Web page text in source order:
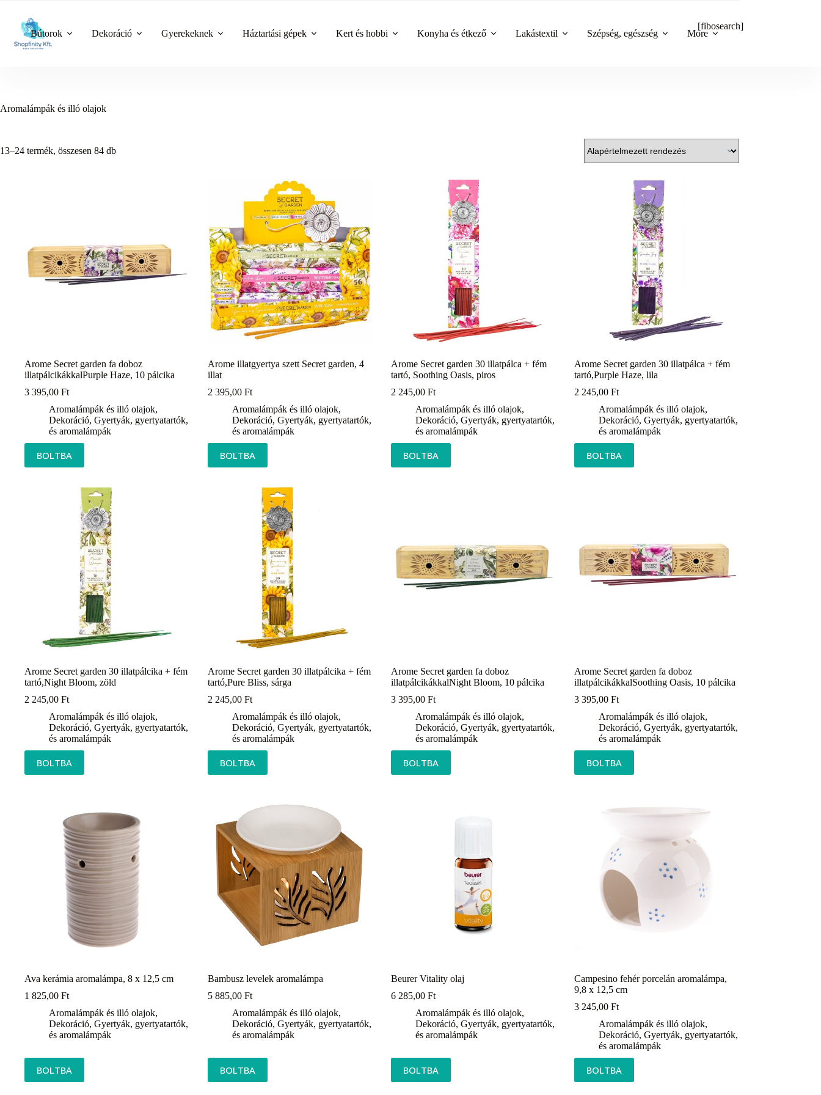
content
Bútorok Dekoráció Gyerekeknek Háztartási gépek Kert és hobbi Konyha és étkező Lakástextil Szépség, egészség More
[fibosearch]
Aromalámpák és illó olajok
13–24 termék, összesen 84 db
Arome Secret garden fa doboz
illatpálcikákkalPurple Haze, 10 pálcika
3 395,00 Ft
Aromalámpák és illó olajok,
Dekoráció, Gyertyák, gyertyatartók,
és aromalámpák
BOLTBA
Arome illatgyertya szett Secret garden, 4
illat
2 395,00 Ft
Aromalámpák és illó olajok,
Dekoráció, Gyertyák, gyertyatartók,
és aromalámpák
BOLTBA
Arome Secret garden 30 illatpálca + fém
tartó, Soothing Oasis, piros
2 245,00 Ft
Aromalámpák és illó olajok,
Dekoráció, Gyertyák, gyertyatartók,
és aromalámpák
BOLTBA
Arome Secret garden 30 illatpálca + fém
tartó,Purple Haze, lila
2 245,00 Ft
Aromalámpák és illó olajok,
Dekoráció, Gyertyák, gyertyatartók,
és aromalámpák
BOLTBA
Arome Secret garden 30 illatpálcika + fém
tartó,Night Bloom, zöld
2 245,00 Ft
Aromalámpák és illó olajok,
Dekoráció, Gyertyák, gyertyatartók,
és aromalámpák
BOLTBA
Arome Secret garden 30 illatpálcika + fém
tartó,Pure Bliss, sárga
2 245,00 Ft
Aromalámpák és illó olajok,
Dekoráció, Gyertyák, gyertyatartók,
és aromalámpák
BOLTBA
Arome Secret garden fa doboz
illatpálcikákkalNight Bloom, 10 pálcika
3 395,00 Ft
Aromalámpák és illó olajok,
Dekoráció, Gyertyák, gyertyatartók,
és aromalámpák
BOLTBA
Arome Secret garden fa doboz
illatpálcikákkalSoothing Oasis, 10 pálcika
3 395,00 Ft
Aromalámpák és illó olajok,
Dekoráció, Gyertyák, gyertyatartók,
és aromalámpák
BOLTBA
Ava kerámia aromalámpa, 8 x 12,5 cm
1 825,00 Ft
Aromalámpák és illó olajok,
Dekoráció, Gyertyák, gyertyatartók,
és aromalámpák
BOLTBA
Bambusz levelek aromalámpa
5 885,00 Ft
Aromalámpák és illó olajok,
Dekoráció, Gyertyák, gyertyatartók,
és aromalámpák
BOLTBA
Beurer Vitality olaj
6 285,00 Ft
Aromalámpák és illó olajok,
Dekoráció, Gyertyák, gyertyatartók,
és aromalámpák
BOLTBA
Campesino fehér porcelán aromalámpa,
9,8 x 12,5 cm
3 245,00 Ft
Aromalámpák és illó olajok,
Dekoráció, Gyertyák, gyertyatartók,
és aromalámpák
BOLTBA